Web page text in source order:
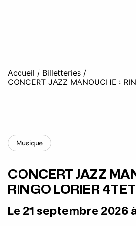
Accueil / Billetteries /
CONCERT JAZZ MANOUCHE :
Musique
CONCERT JAZZ
RINGO LORIER 4TET
Le 21 septembre 2026